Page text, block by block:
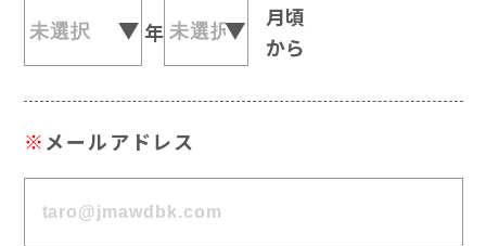
年
月頃
から
※メールアドレス